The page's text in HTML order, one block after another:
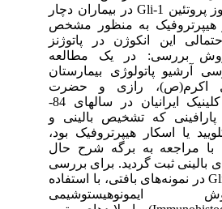
تعیین میزان بروز پروتئین Gli-1 در بیماران دچار
هیپرتروفیک به منظور مشخص
این انکوژن در پاتوژنز
روش بررسی: در یک مطالعه
آرشیو پاتولوژی بیمارستان
رازی و حضرت
فاطمه(س) و کلینیک ایرانیان در سالهای 84-
پارافینی که تشخیص بالینی و
یا اسکار هیپرتروفیک بود،
با مراجعه به برگه شرح حال
بالینی ثبت گردید. برای بررسی
بروز انکوژن Gli-1 در نمونه‌های بافتی، با استفاده